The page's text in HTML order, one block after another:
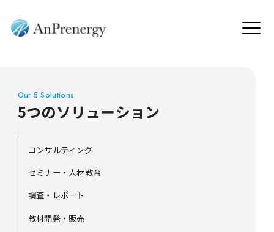
Our 5 Solutions
5つのソリューション
コンサルティング
セミナー・人材教育
調査・レポート
教材開発・販売